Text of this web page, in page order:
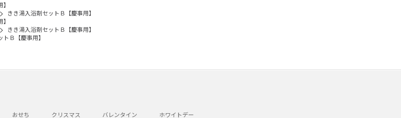
きき湯入浴剤セットＢ【慶事用】
きき湯入浴剤セットＢ【慶事用】
Ｂ【慶事用】
おせち クリスマス バレンタイン ホワイトデー